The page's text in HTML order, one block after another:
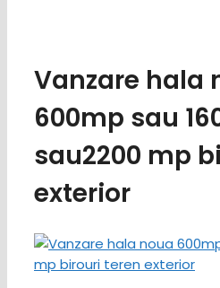
Vanzare hala
600mp sau
sau2200 mp
exterior